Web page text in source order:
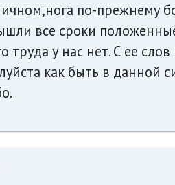
по-прежнему
все сроки
труда у нас нет. С ее
как быть в данной